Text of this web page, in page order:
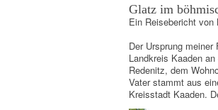
Glatz im
Ein Reisebericht von
Der Ursprung
Landkreis Kaaden
Redenitz, dem
Vater stammt aus
Kreisstadt Kaaden.